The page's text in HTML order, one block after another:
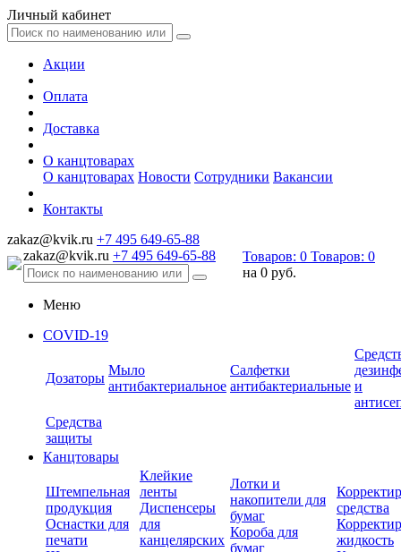
Личный кабинет
Акции
Оплата
Доставка
О канцтоварах
О канцтоварах Новости Сотрудники Вакансии
Контакты
zakaz@kvik.ru +7 495 649-65-88
zakaz@kvik.ru +7 495 649-65-88 Товаров: 0 Товаров: 0
на 0 руб.
Меню
COVID-19
Дозаторы
Мыло
антибактериальное
Салфетки
антибактериальные и
Средства
защиты
Канцтовары
Штемпельная
продукция
Оснастки для
печати
Клейкие
ленты
Диспенсеры
для
канцелярских
Лотки и
накопители для
бумаг
Короба для
бумаг
средства
жидкость